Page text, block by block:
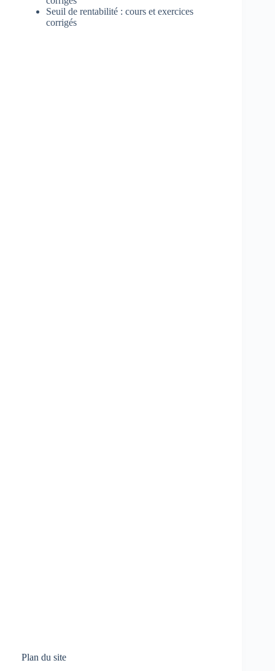
Seuil de rentabilité : cours et exercices
corrigés
Plan du site